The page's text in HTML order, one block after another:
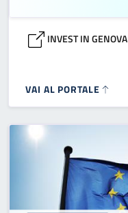
INVEST IN GENOVA
VAI AL PORTALE